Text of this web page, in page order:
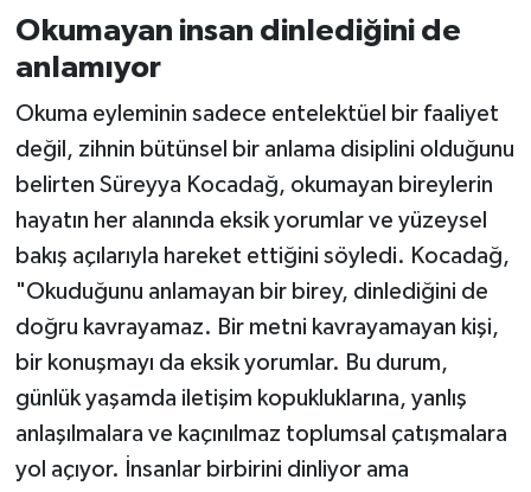
Okumayan insan dinlediğini de
anlamıyor
Okuma eyleminin sadece entelektüel bir faaliyet
değil, zihnin bütünsel bir anlama disiplini olduğunu
belirten Süreyya Kocadağ, okumayan bireylerin
hayatın her alanında eksik yorumlar ve yüzeysel
bakış açılarıyla hareket ettiğini söyledi. Kocadağ,
"Okuduğunu anlamayan bir birey, dinlediğini de
doğru kavrayamaz. Bir metni kavrayamayan kişi,
bir konuşmayı da eksik yorumlar. Bu durum,
günlük yaşamda iletişim kopukluklarına, yanlış
anlaşılmalara ve kaçınılmaz toplumsal çatışmalara
yol açıyor. İnsanlar birbirini dinliyor ama